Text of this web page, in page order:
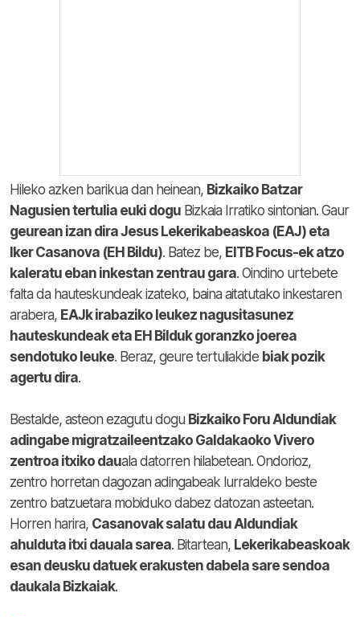
Hileko azken barikua dan heinean, Bizkaiko Batzar
Nagusien tertulia euki dogu Bizkaia Irratiko sintonian. Gaur
geurean izan dira Jesus Lekerikabeaskoa (EAJ) eta
Iker Casanova (EH Bildu). Batez be, EITB Focus-ek atzo
kaleratu eban inkestan zentrau gara. Oindino urtebete
falta da hauteskundeak izateko, baina aitatutako inkestaren
arabera, EAJk irabaziko leukez nagusitasunez
hauteskundeak eta EH Bilduk goranzko joerea
sendotuko leuke. Beraz, geure tertuliakide biak pozik
agertu dira.
Bestalde, asteon ezagutu dogu Bizkaiko Foru Aldundiak
adingabe migratzaileentzako Galdakaoko Vivero
zentroa itxiko dauala datorren hilabetean. Ondorioz,
zentro horretan dagozan adingabeak lurraldeko beste
zentro batzuetara mobiduko dabez datozan asteetan.
Horren harira, Casanovak salatu dau Aldundiak
ahulduta itxi dauala sarea. Bitartean, Lekerikabeaskoak
esan deusku datuek erakusten dabela sare sendoa
daukala Bizkaiak.